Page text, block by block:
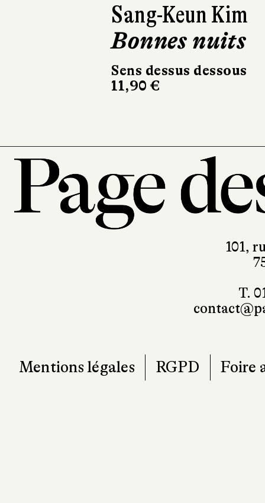
Sang-Keun Kim
Bonnes nuits
Sens dessus dessous
11,90 €
101,
T.
Mentions légales RGPD Foire